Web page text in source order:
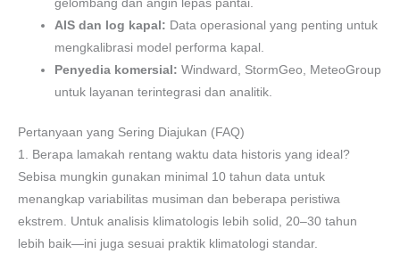
gelombang dan angin lepas pantai.
AIS dan log kapal: Data operasional yang penting untuk
mengkalibrasi model performa kapal.
Penyedia komersial: Windward, StormGeo, MeteoGroup
untuk layanan terintegrasi dan analitik.
Pertanyaan yang Sering Diajukan (FAQ)
1. Berapa lamakah rentang waktu data historis yang ideal?
Sebisa mungkin gunakan minimal 10 tahun data untuk
menangkap variabilitas musiman dan beberapa peristiwa
ekstrem. Untuk analisis klimatologis lebih solid, 20–30 tahun
lebih baik—ini juga sesuai praktik klimatologi standar.